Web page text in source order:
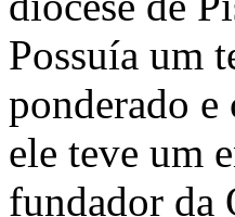
Possuía um
ponderado e
ele teve um
fundador da